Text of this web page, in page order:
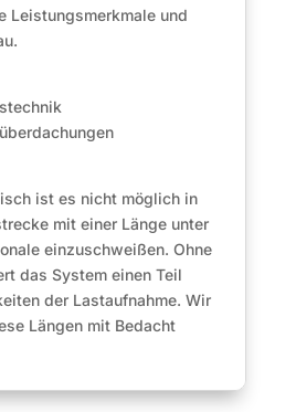
Leistungsmerkmale und
ist es nicht möglich in
mit einer Länge unter
einzuschweißen. Ohne
das System einen Teil
der Lastaufnahme. Wir
Längen mit Bedacht